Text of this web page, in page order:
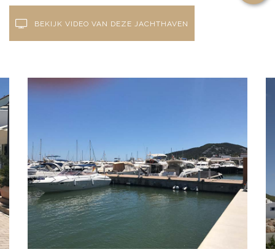
BEKIJK VIDEO VAN DEZE JACHTHAVEN